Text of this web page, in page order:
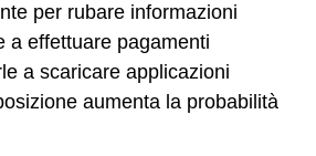
per rubare informazioni
a effettuare pagamenti
a scaricare applicazioni
aumenta la probabilità